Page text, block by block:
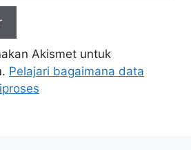
Akismet untuk
Pelajari bagaimana data